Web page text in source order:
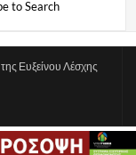
Ευξείνου Λέσχης